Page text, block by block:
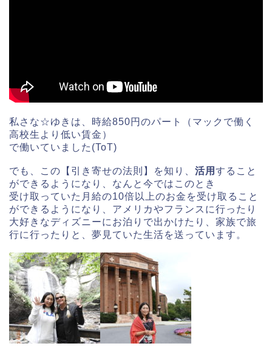
私さな☆ゆきは、時給850円のパート（マックで働く
高校生より低い賃金）
で働いていました(ToT)
でも、この【引き寄せの法則】を知り、 活用 すること
ができるようになり、なんと今ではこのとき
受け取っていた月給の10倍以上のお金を受け取ること
ができるようになり、アメリカやフランスに行ったり
大好きなディズニーにお泊りで出かけたり、家族で旅
行に行ったりと、夢見ていた生活を送っています。